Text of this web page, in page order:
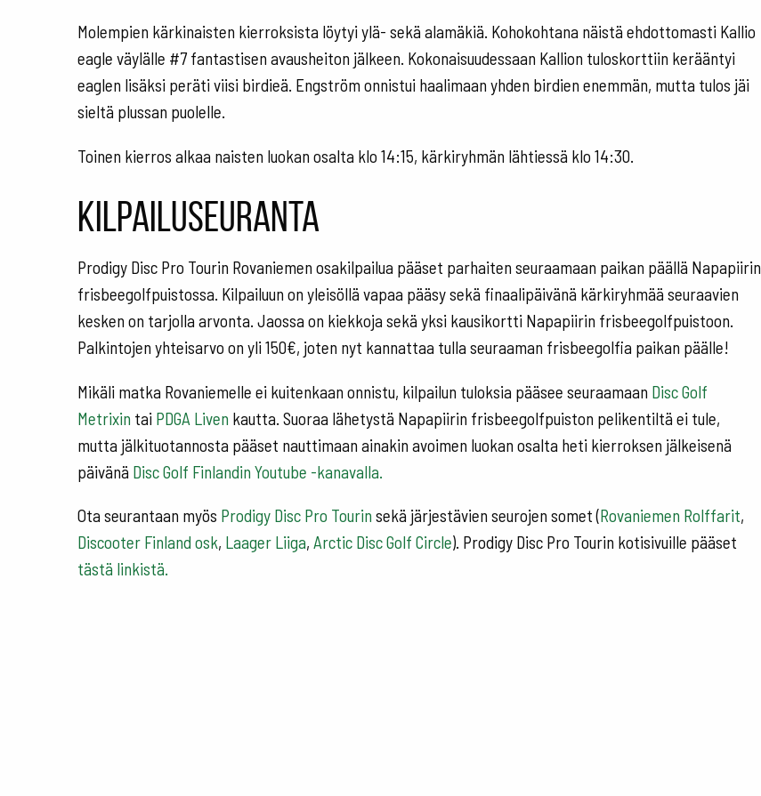
Molempien kärkinaisten kierroksista löytyi ylä- sekä alamäkiä. Kohokohtana näistä ehdottomasti Kallio
eagle väylälle #7 fantastisen avausheiton jälkeen. Kokonaisuudessaan Kallion tuloskorttiin kerääntyi
eaglen lisäksi peräti viisi birdieä. Engström onnistui haalimaan yhden birdien enemmän, mutta tulos jäi
sieltä plussan puolelle.
Toinen kierros alkaa naisten luokan osalta klo 14:15, kärkiryhmän lähtiessä klo 14:30.
Kilpailuseuranta
Prodigy Disc Pro Tourin Rovaniemen osakilpailua pääset parhaiten seuraamaan paikan päällä Napapiirin
frisbeegolfpuistossa. Kilpailuun on yleisöllä vapaa pääsy sekä finaalipäivänä kärkiryhmää seuraavien
kesken on tarjolla arvonta. Jaossa on kiekkoja sekä yksi kausikortti Napapiirin frisbeegolfpuistoon.
Palkintojen yhteisarvo on yli 150€, joten nyt kannattaa tulla seuraaman frisbeegolfia paikan päälle!
Mikäli matka Rovaniemelle ei kuitenkaan onnistu, kilpailun tuloksia pääsee seuraamaan Disc Golf
Metrixin tai PDGA Liven kautta. Suoraa lähetystä Napapiirin frisbeegolfpuiston pelikentiltä ei tule,
mutta jälkituotannosta pääset nauttimaan ainakin avoimen luokan osalta heti kierroksen jälkeisenä
päivänä Disc Golf Finlandin Youtube -kanavalla.
Ota seurantaan myös Prodigy Disc Pro Tourin sekä järjestävien seurojen somet (Rovaniemen Rolffarit,
Discooter Finland osk, Laager Liiga, Arctic Disc Golf Circle). Prodigy Disc Pro Tourin kotisivuille pääset
tästä linkistä.